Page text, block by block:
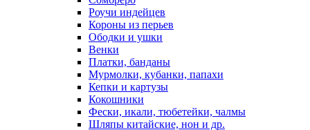
Роучи индейцев
Короны из перьев
Ободки и ушки
Венки
Платки, банданы
Мурмолки, кубанки, папахи
Кепки и картузы
Кокошники
Фески, икали, тюбетейки, чалмы
Шляпы китайские, нон и др.